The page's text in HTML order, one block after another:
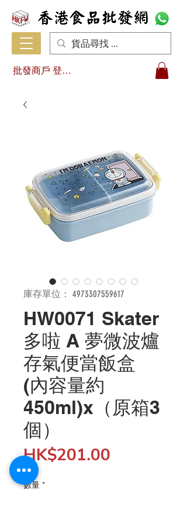
批發商戶 登入/註冊
庫存單位： 4973307559617
HW0071 Skater
多啦 A 夢微波爐
存氣便當飯盒
(內容量約
450ml)x（原箱3
個）
HK$201.00
數量 *